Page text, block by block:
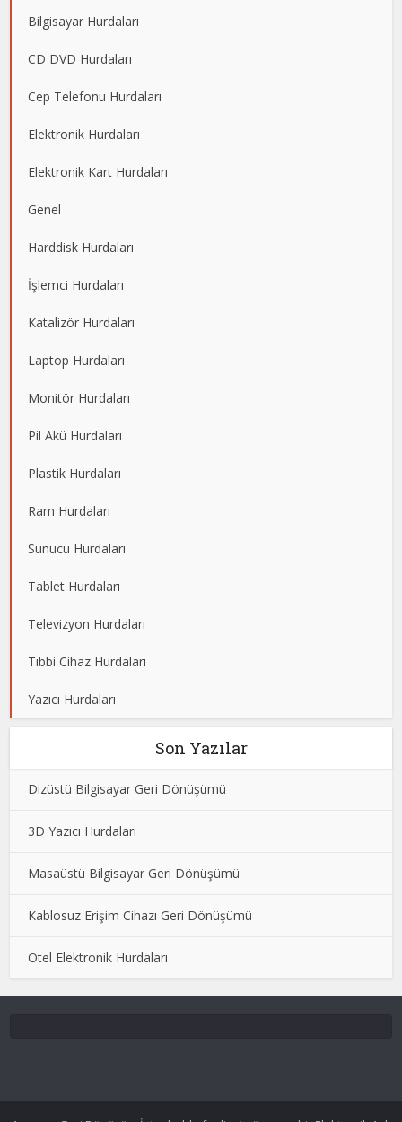
Bilgisayar Hurdaları
CD DVD Hurdaları
Cep Telefonu Hurdaları
Elektronik Hurdaları
Elektronik Kart Hurdaları
Genel
Harddisk Hurdaları
İşlemci Hurdaları
Katalizör Hurdaları
Laptop Hurdaları
Monitör Hurdaları
Pil Akü Hurdaları
Plastik Hurdaları
Ram Hurdaları
Sunucu Hurdaları
Tablet Hurdaları
Televizyon Hurdaları
Tıbbi Cihaz Hurdaları
Yazıcı Hurdaları
Son Yazılar
Dizüstü Bilgisayar Geri Dönüşümü
3D Yazıcı Hurdaları
Masaüstü Bilgisayar Geri Dönüşümü
Kablosuz Erişim Cihazı Geri Dönüşümü
Otel Elektronik Hurdaları